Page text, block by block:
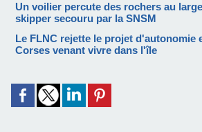
Un voilier percute des rochers au
skipper secouru par la SNSM
Le FLNC rejette le projet d'autonomie
Corses venant vivre dans l'île